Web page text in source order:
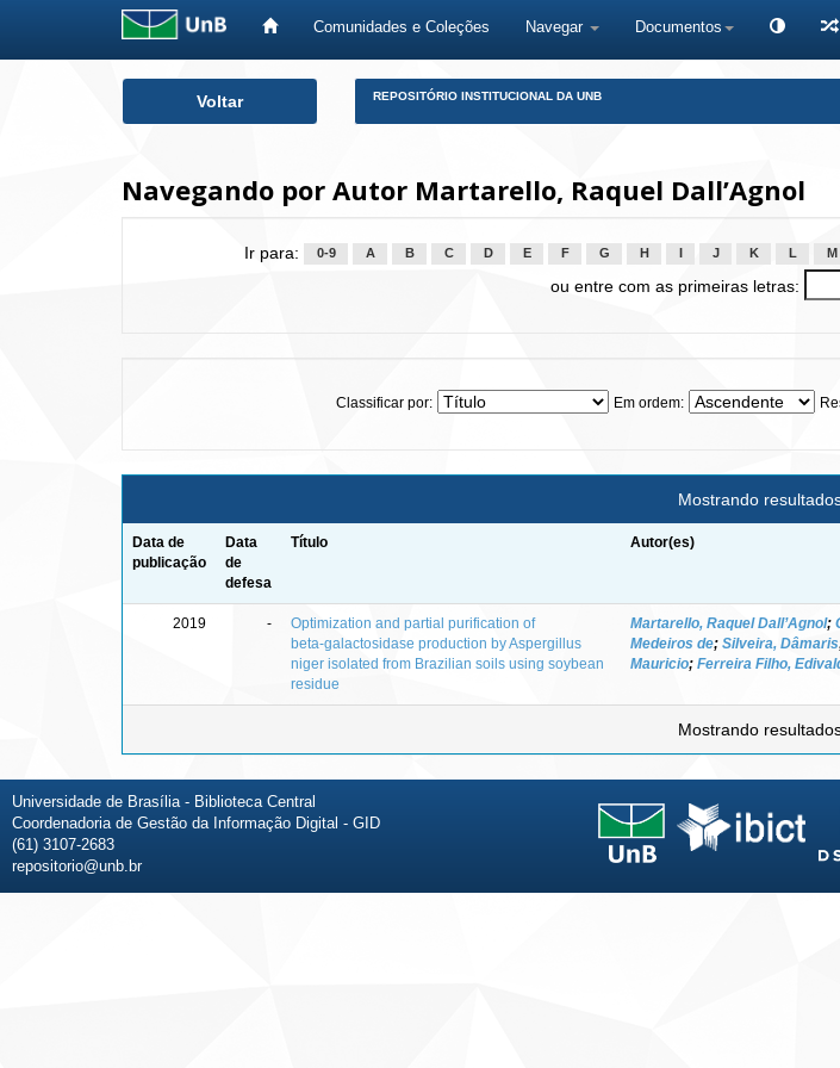
Comunidades e Coleções Navegar Documentos
Voltar REPOSITÓRIO INSTITUCIONAL DA UNB
Navegando por Autor Martarello, Raquel Dall’Agnol
Ir para: 0-9 A B C D E F G H J K L M
ou entre com as primeiras letras:
Classificar por: Em ordem:
Mostrando
Data de
publicação
Data
de
defesa
Título Autor(es)
2019 -
Optimization and partial purification of
beta‑galactosidase production by Aspergillus
niger isolated from Brazilian soils using soybean
residue
Martarello, Raquel Dall’Agnol;
Medeiros de; Silveira, Dâmaris
Mauricio; Ferreira Filho,
Mostrando
Universidade de Brasília - Biblioteca Central
Coordenadoria de Gestão da Informação Digital - GID
(61) 3107-2683
repositorio@unb.br